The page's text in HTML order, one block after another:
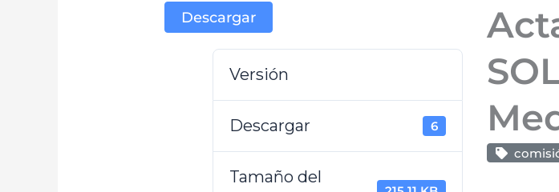
Descargar
Versión
Descargar 6
Tamaño del